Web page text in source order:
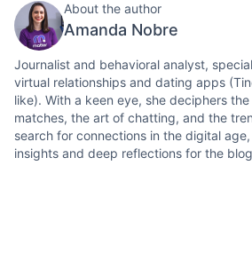
About the author
Amanda Nobre
Journalist and behavioral analyst,
virtual relationships and dating apps
like). With a keen eye, she deciphers
matches, the art of chatting, and the
search for connections in the digital
insights and deep reflections for the